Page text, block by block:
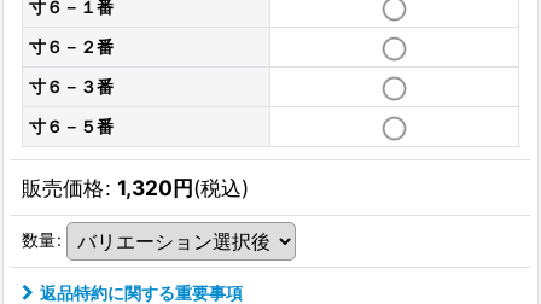
寸６－１番
寸６－２番
寸６－３番
寸６－５番
販売価格: 1,320円(税込)
数量:
返品特約に関する重要事項